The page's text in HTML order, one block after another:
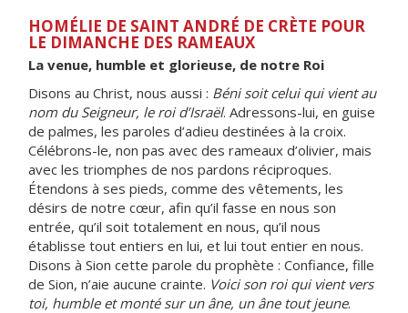
HOMÉLIE DE SAINT ANDRÉ DE CRÈTE POUR
LE DIMANCHE DES RAMEAUX
La venue, humble et glorieuse, de notre Roi
Disons au Christ, nous aussi : Béni soit celui qui vient au
nom du Seigneur, le roi d’Israël. Adressons-lui, en guise
de palmes, les paroles d’adieu destinées à la croix.
Célébrons-le, non pas avec des rameaux d’olivier, mais
avec les triomphes de nos pardons réciproques.
Étendons à ses pieds, comme des vêtements, les
désirs de notre cœur, afin qu’il fasse en nous son
entrée, qu’il soit totalement en nous, qu’il nous
établisse tout entiers en lui, et lui tout entier en nous.
Disons à Sion cette parole du prophète : Confiance, fille
de Sion, n’aie aucune crainte. Voici son roi qui vient vers
toi, humble et monté sur un âne, un âne tout jeune.